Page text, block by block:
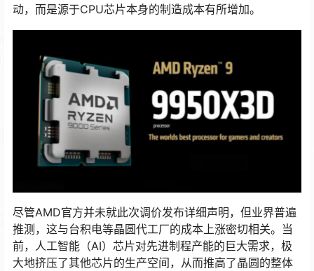
动，而是源于CPU芯片本身的制造成本有所增加。
尽管AMD官方并未就此次调价发布详细声明，但业界普遍
推测，这与台积电等晶圆代工厂的成本上涨密切相关。当
前，人工智能（AI）芯片对先进制程产能的巨大需求，极
大地挤压了其他芯片的生产空间，从而推高了晶圆的整体